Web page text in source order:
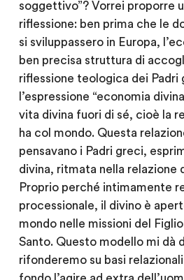
soggettivo”? Vorrei proporre
riflessione: ben prima che le
si sviluppassero in Europa,
ben precisa struttura di
riflessione teologica dei Padri
l’espressione “economia
vita divina fuori di sé, cioè la
ha col mondo. Questa
pensavano i Padri greci,
divina, ritmata nella relazione
Proprio perché intimamente
processionale, il divino è
mondo nelle missioni del
Santo. Questo modello mi dà
rifonderemo su basi